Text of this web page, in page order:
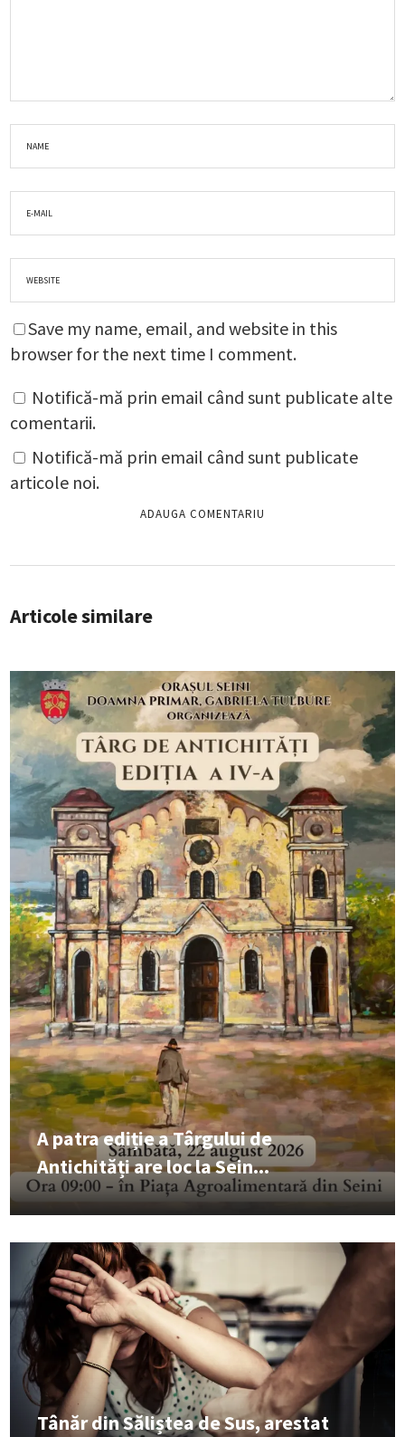
Save my name, email, and website in this
browser for the next time I comment.
Notifică-mă prin email când sunt publicate alte
comentarii.
Notifică-mă prin email când sunt publicate
articole noi.
Articole similare
A patra ediție a Târgului de
Antichități are loc la Sein...
Tânăr din Săliștea de Sus, arestat